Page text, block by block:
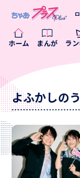
ホーム まんが ラ
よふかしの